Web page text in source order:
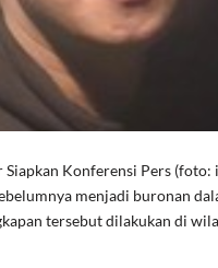
Konferensi Pers
menjadi buronan
tersebut dilakukan di